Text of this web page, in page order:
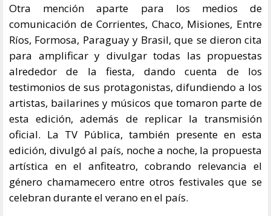
Otra mención aparte para los medios de
comunicación de Corrientes, Chaco, Misiones, Entre
Ríos, Formosa, Paraguay y Brasil, que se dieron cita
para amplificar y divulgar todas las propuestas
alrededor de la fiesta, dando cuenta de los
testimonios de sus protagonistas, difundiendo a los
artistas, bailarines y músicos que tomaron parte de
esta edición, además de replicar la transmisión
oficial. La TV Pública, también presente en esta
edición, divulgó al país, noche a noche, la propuesta
artística en el anfiteatro, cobrando relevancia el
género chamamecero entre otros festivales que se
celebran durante el verano en el país.